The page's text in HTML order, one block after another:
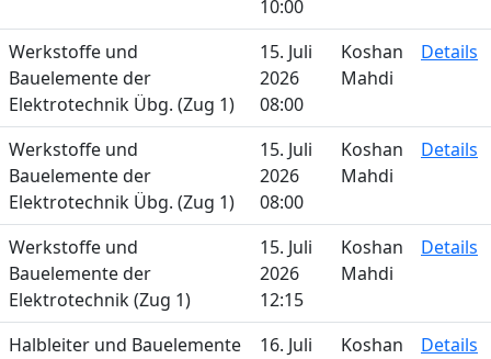
10:00
Werkstoffe und
Bauelemente der
Elektrotechnik Übg. (Zug 1)
15. Juli
2026
08:00
Koshan
Mahdi
Details
Werkstoffe und
Bauelemente der
Elektrotechnik Übg. (Zug 1)
15. Juli
2026
08:00
Koshan
Mahdi
Details
Werkstoffe und
Bauelemente der
Elektrotechnik (Zug 1)
15. Juli
2026
12:15
Koshan
Mahdi
Details
Halbleiter und Bauelemente
16. Juli
Koshan
Details